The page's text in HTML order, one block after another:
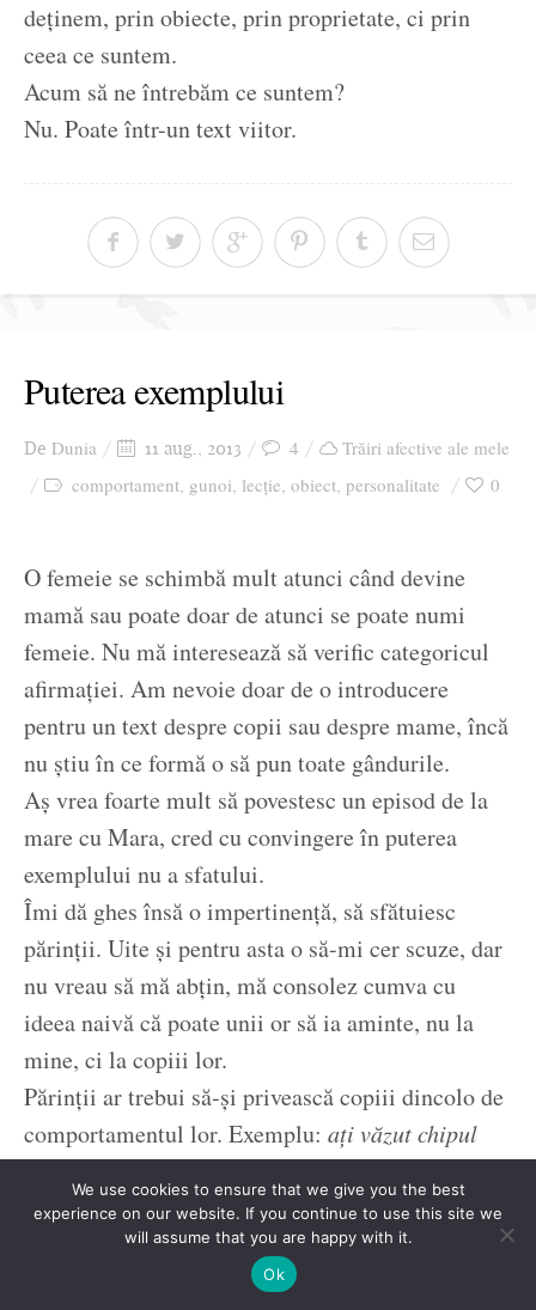
deținem, prin obiecte, prin proprietate, ci prin
ceea ce suntem.
Acum să ne întrebăm ce suntem?
Nu. Poate într-un text viitor.
Puterea exemplului
De Dunia 11 aug., 2013 4
Trăiri afective ale mele
comportament, gunoi, lecție, obiect, personalitate 0
O femeie se schimbă mult atunci când devine
mamă sau poate doar de atunci se poate numi
femeie. Nu mă interesează să verific categoricul
afirmației. Am nevoie doar de o introducere
pentru un text despre copii sau despre mame, încă
nu știu în ce formă o să pun toate gândurile.
Aș vrea foarte mult să povestesc un episod de la
mare cu Mara, cred cu convingere în puterea
exemplului nu a sfatului.
Îmi dă ghes însă o impertinență, să sfătuiesc
părinții. Uite și pentru asta o să-mi cer scuze, dar
nu vreau să mă abțin, mă consolez cumva cu
ideea naivă că poate unii or să ia aminte, nu la
mine, ci la copiii lor.
Părinții ar trebui să-și privească copiii dincolo de
comportamentul lor. Exemplu: ați văzut chipul
baltă?Completare,ați văzut chipul unui părinte
când surprinde intenția copilului?
Sunt puțini aceia care lasă copilul să calce în
We use cookies to ensure that we give you the best
experience on our website. If you continue to use this site we
will assume that you are happy with it.
Ok